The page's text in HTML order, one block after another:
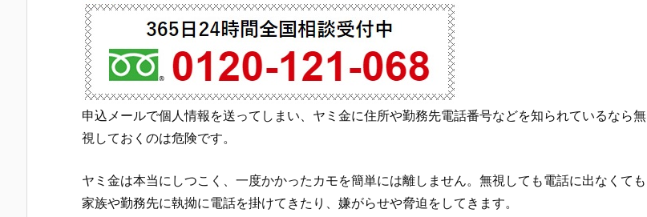
申込メールで個人情報を送ってしまい、ヤミ金に住所や勤務先電話番号などを知られているなら無
視しておくのは危険です。
ヤミ金は本当にしつこく、一度かかったカモを簡単には離しません。無視しても電話に出なくても
家族や勤務先に執拗に電話を掛けてきたり、嫌がらせや脅迫をしてきます。